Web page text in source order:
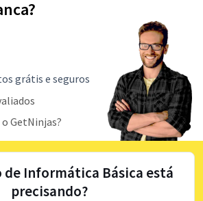
grátis e seguros
GetNinjas?
de Informática Básica está
precisando?